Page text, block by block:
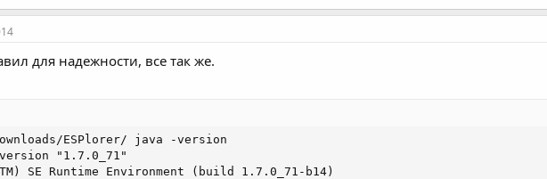
эта ваша программа?
для надежности, все так же.
ESPlorer/ java -version
"1.7.0_71"
SE Runtime Environment (build 1.7.0_71-b14)